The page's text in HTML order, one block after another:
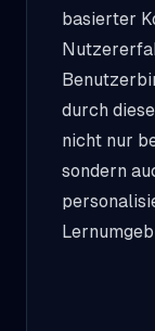
basierter
durch
nicht nur
sondern